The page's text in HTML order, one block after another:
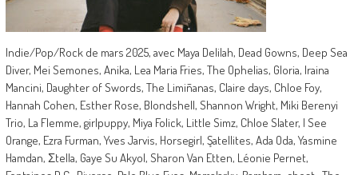
Indie/Pop/Rock de mars 2025, avec Maya Delilah, Dead Gowns, Deep Sea
Diver, Mei Semones, Anika, Lea Maria Fries, The Ophelias, Gloria, Iraina
Mancini, Daughter of Swords, The Limiñanas, Claire days, Chloe Foy,
Hannah Cohen, Esther Rose, Blondshell, Shannon Wright, Miki Berenyi
Trio, La Flemme, girlpuppy, Miya Folick, Little Simz, Chloe Slater, I See
Orange, Ezra Furman, Yves Jarvis, Horsegirl, Şatellites, Ada Oda, Yasmine
Hamdan, Σtella, Gaye Su Akyol, Sharon Van Etten, Léonie Pernet,